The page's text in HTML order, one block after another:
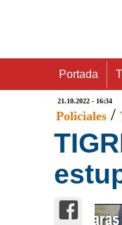
Portada
21.10.2022 - 16:34
Policiales /